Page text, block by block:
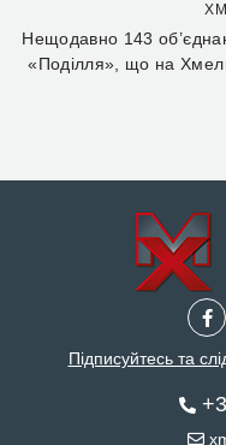
Нещодавно 143
«Поділля», що на
Підписуйтесь та